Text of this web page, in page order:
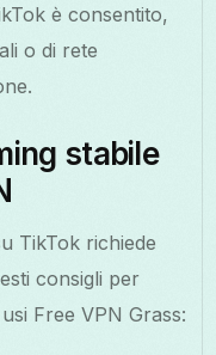
è consentito,
o di rete
stabile
TikTok richiede
consigli per
Free VPN Grass: